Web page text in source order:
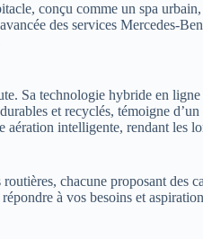
conçu comme un spa
des services Mercedes-
Sa technologie hybride en
et recyclés, témoigne
intelligente, rendant les
chacune proposant
à vos besoins et